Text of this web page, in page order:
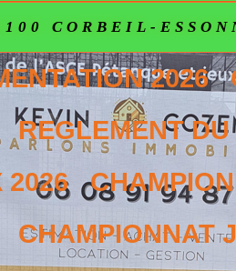
CORBEIL-
2026
REGLEMENT
2026
CHAMPIONNAT